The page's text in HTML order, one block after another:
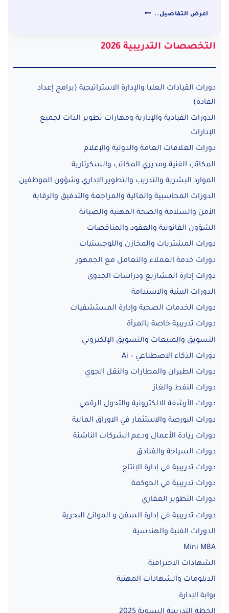
اعرض التفاصيل.. استراتيجيات
–
MASTERCLASS
التخصصات التدريبية 2026
دورات القيادات العليا والإدارة الاستراتيجية (برامج إعداد
القادة)
الدورات القيادية والإدارية ومهارات تطوير الذات لجميع
الإدارات
دورات العلاقات العامة والدولية والإعلام
المكاتب الفنية ومديري المكاتب والسكرتارية
الموارد البشرية والتدريب والتطوير الإداري وشؤون الموظفين
الدورات المحاسبية والمالية والمراجعة والتدقيق والرقابة
الأمن والسلامة والصحة المهنية والصيانة
الشؤون القانونية والعقود والمناقصات
دورات المشتريات والمخازن واللوجستيات
دورات خدمة العملاء والتعامل مع الجمهور
دورات إدارة المشاريع ودراسات الجدوى
الدورات البيئية والاستدامة
دورات الخدمات الصحية وإدارة المستشفيات
دورات تدريبية خاصة بالمرأة
التسويق والمبيعات والتسويق الإلكتروني
دورات الذكاء الاصطناعي – Ai
دورات الطيران والمطارات والنقل الجوي
دورات النفط والغاز
دورات الأرشفة الالكترونية والتحول الرقمي
دورات البورصة والاستثمار في الاوراق المالية
دورات ريادة الأعمال ودعم الشركات الناشئة
دورات السياحة والفنادق
دورات تدريبية في إدارة الإنتاج
دورات تدريبية في الحوكمة
دورات التطوير العقاري
دورات تدريبية في إدارة السفن و الموانئ البحرية
الدورات الفنية والهندسية
Mini MBA
الشهادات الاحترافية
الدبلومات والشهادات المهنية
بوابة الإدارة